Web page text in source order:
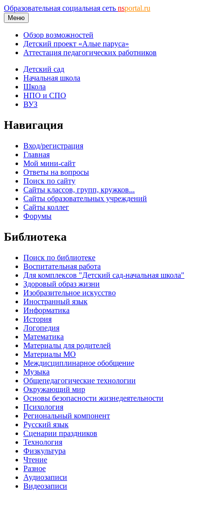
Образовательная социальная сеть nsportal.ru
Меню
Обзор возможностей
Детский проект «Алые паруса»
Аттестация педагогических работников
Детский сад
Начальная школа
Школа
НПО и СПО
ВУЗ
Навигация
Вход/регистрация
Главная
Мой мини-сайт
Ответы на вопросы
Поиск по сайту
Сайты классов, групп, кружков...
Сайты образовательных учреждений
Сайты коллег
Форумы
Библиотека
Поиск по библиотеке
Воспитательная работа
Для комплексов "Детский сад-начальная школа"
Здоровый образ жизни
Изобразительное искусство
Иностранный язык
Информатика
История
Логопедия
Математика
Материалы для родителей
Материалы МО
Междисциплинарное обобщение
Музыка
Общепедагогические технологии
Окружающий мир
Основы безопасности жизнедеятельности
Психология
Региональный компонент
Русский язык
Сценарии праздников
Технология
Физкультура
Чтение
Разное
Аудиозаписи
Видеозаписи